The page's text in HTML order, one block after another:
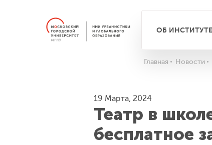
ОБ ИНСТИТУТЕ
Главная Новости
19 Марта, 2024
Театр в
бесплатное